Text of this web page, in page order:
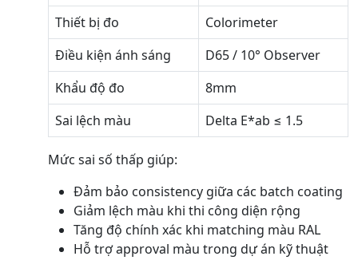
Thiết bị đo
Colorimeter
Điều kiện ánh sáng
D65 / 10° Observer
Khẩu độ đo
8mm
Sai lệch màu
Delta E*ab ≤ 1.5
Mức sai số thấp giúp:
Đảm bảo consistency giữa các batch coating
Giảm lệch màu khi thi công diện rộng
Tăng độ chính xác khi matching màu RAL
Hỗ trợ approval màu trong dự án kỹ thuật